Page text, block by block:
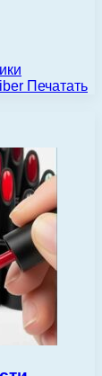
Печатать